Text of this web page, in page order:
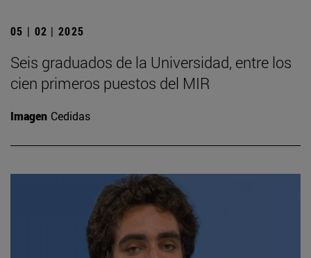
05 | 02 | 2025
Seis graduados de la Universidad, entre los
cien primeros puestos del MIR
Imagen Cedidas